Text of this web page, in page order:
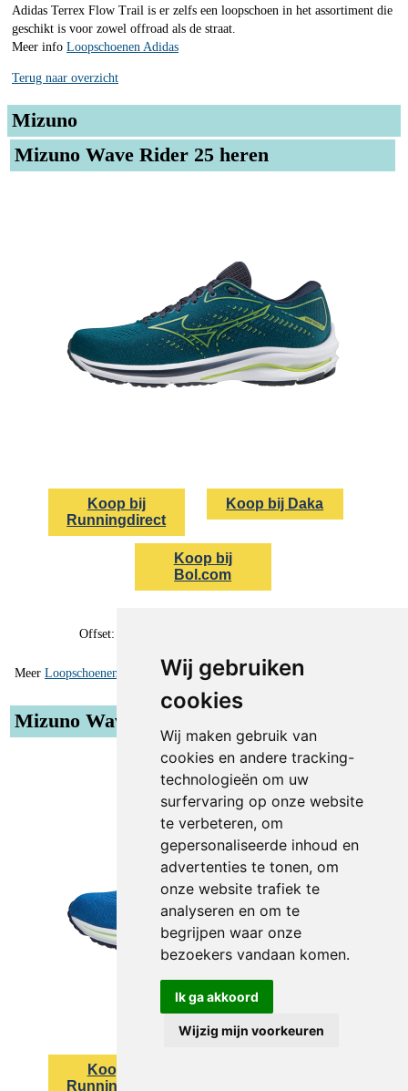
Wij gebruiken
cookies
Wij maken gebruik van
cookies en andere tracking-
technologieën om uw
surfervaring op onze website
te verbeteren, om
gepersonaliseerde inhoud en
advertenties te tonen, om
onze website trafiek te
analyseren en om te
begrijpen waar onze
bezoekers vandaan komen.
Ik ga akkoord
Wijzig mijn voorkeuren
Adidas Terrex Flow Trail is er zelfs een loopschoen in het assortiment die
geschikt is voor zowel offroad als de straat.
Meer info Loopschoenen Adidas
Terug naar overzicht
Mizuno
Mizuno Wave Rider 25 heren
Koop bij
Runningdirect
Koop bij Daka
Koop bij
Bol.com
Offset: 12 mm (voorvoet: 24 mm, hak: 36 mm)
Meer Loopschoenen Mizuno kopen
Mizuno Wave Rider 25 dames
Koop bij
Runningdirect